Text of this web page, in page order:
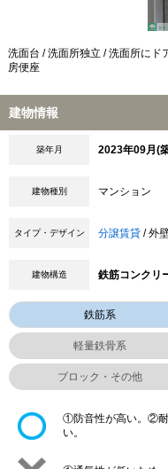
洗面台 / 洗面所独立 / 洗面所にド
房便座
建物情報
築年月 2023年09月(
建物種別 マンション
タイプ・デザイン 分譲賃貸 / 外
建物構造 鉄筋コンクリ
鉄筋系
軽量鉄骨系
ブロック・その他
①防音性が高い。②耐
い。